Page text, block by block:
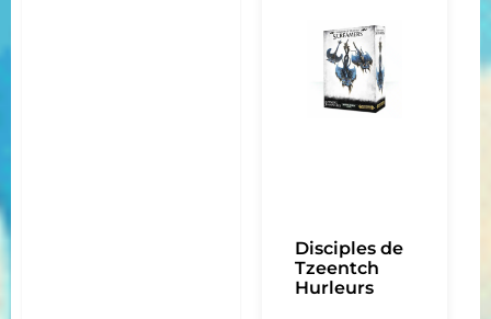
Disciples de
Tzeentch
Hurleurs